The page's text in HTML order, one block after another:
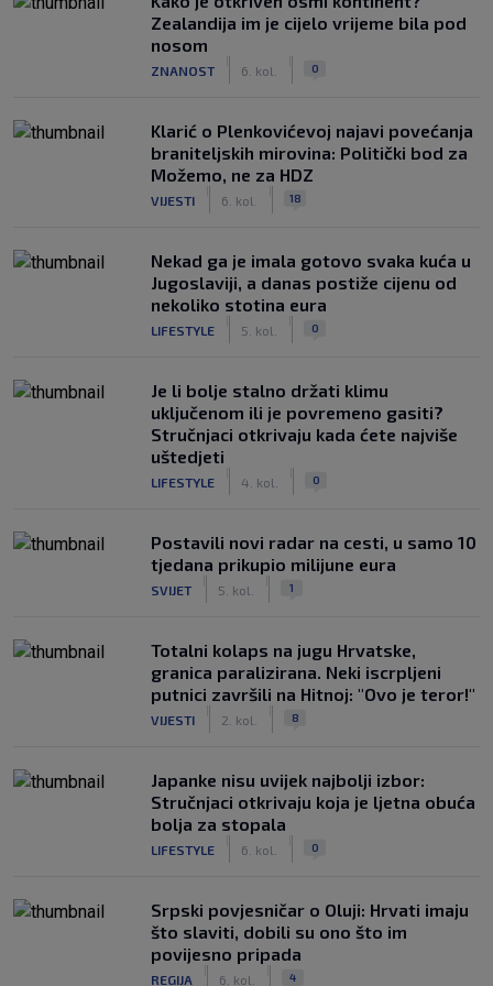
Zealandija im je cijelo vrijeme bila pod
nosom
ZNANOST 6. kol. 0
Klarić o Plenkovićevoj najavi povećanja
braniteljskih mirovina: Politički bod za
Možemo, ne za HDZ
VIJESTI 6. kol. 18
Nekad ga je imala gotovo svaka kuća u
Jugoslaviji, a danas postiže cijenu od
nekoliko stotina eura
LIFESTYLE 5. kol. 0
Je li bolje stalno držati klimu
uključenom ili je povremeno gasiti?
Stručnjaci otkrivaju kada ćete najviše
uštedjeti
LIFESTYLE 4. kol. 0
Postavili novi radar na cesti, u samo 10
tjedana prikupio milijune eura
SVIJET 5. kol. 1
Totalni kolaps na jugu Hrvatske,
granica paralizirana. Neki iscrpljeni
putnici završili na Hitnoj: "Ovo je teror!"
VIJESTI 2. kol. 8
Japanke nisu uvijek najbolji izbor:
Stručnjaci otkrivaju koja je ljetna obuća
bolja za stopala
LIFESTYLE 6. kol. 0
Srpski povjesničar o Oluji: Hrvati imaju
što slaviti, dobili su ono što im
povijesno pripada
REGIJA 6. kol. 4